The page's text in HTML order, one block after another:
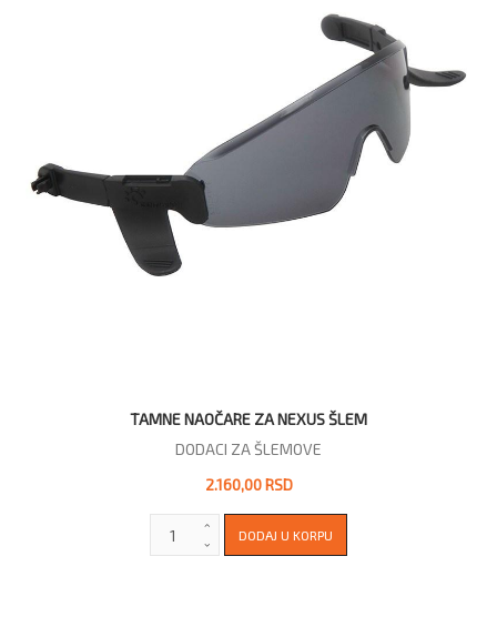
TAMNE NAOČARE ZA NEXUS ŠLEM
DODACI ZA ŠLEMOVE
2.160,00 RSD